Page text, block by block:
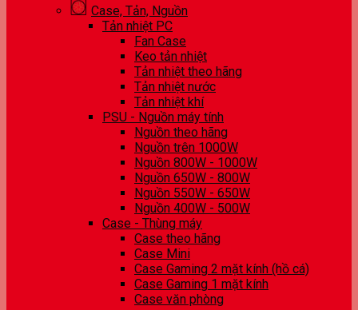
Case, Tản, Nguồn
Tản nhiệt PC
Fan Case
Keo tản nhiệt
Tản nhiệt theo hãng
Tản nhiệt nước
Tản nhiệt khí
PSU - Nguồn máy tính
Nguồn theo hãng
Nguồn trên 1000W
Nguồn 800W - 1000W
Nguồn 650W - 800W
Nguồn 550W - 650W
Nguồn 400W - 500W
Case - Thùng máy
Case theo hãng
Case Mini
Case Gaming 2 mặt kính (hồ cá)
Case Gaming 1 mặt kính
Case văn phòng